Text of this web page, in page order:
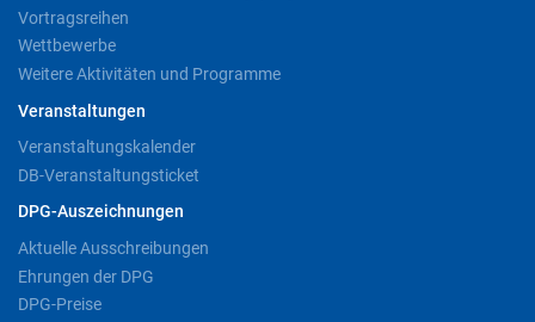
Vortragsreihen
Wettbewerbe
Weitere Aktivitäten und Programme
Veranstaltungen
Veranstaltungskalender
DB-Veranstaltungsticket
DPG-Auszeichnungen
Aktuelle Ausschreibungen
Ehrungen der DPG
DPG-Preise